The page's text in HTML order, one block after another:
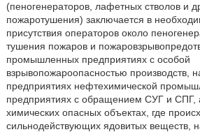
(пеногенераторов, лафетных стволов и
пожаротушения) заключается в
присутствия операторов около
тушения пожаров и
промышленных предприятиях с особой
взрывопожароопасностью производств,
предприятиях нефтехимической
предприятиях с обращением СУГ и СПГ,
химических опасных объектах, где
сильнодействующих ядовитых веществ,